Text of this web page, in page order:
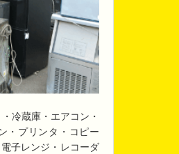
冷蔵庫・エアコン・
・プリンタ・コピー
子レンジ・レコーダ